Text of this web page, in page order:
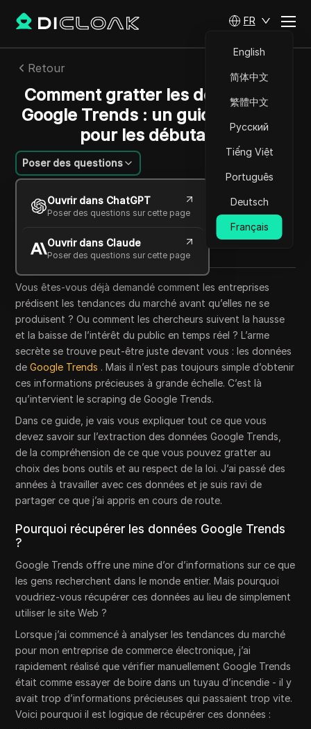
FR
English
简体中文
繁體中文
Русский
Tiếng Việt
Português
Deutsch
Français
Retour
Comment gratter les données de
Google Trends : un guide complet
pour les débutants
Poser des questions
Ouvrir dans ChatGPT
Poser des questions sur cette page
Ouvrir dans Claude
Poser des questions sur cette page
Felipe Moreira
13 juin 2025 9 min de lecture
Copy Link
Vous êtes-vous déjà demandé comment les entreprises
prédisent les tendances du marché avant qu’elles ne se
produisent ? Ou comment les chercheurs suivent la hausse
et la baisse de l’intérêt du public en temps réel ? L’arme
secrète se trouve peut-être juste devant vous : les données
deGoogle Trends . Mais il n’est pas toujours simple d’obtenir
ces informations précieuses à grande échelle. C’est là
qu’intervient le scraping de Google Trends.
Dans ce guide, je vais vous expliquer tout ce que vous
devez savoir sur l’extraction des données Google Trends,
de la compréhension de ce que vous pouvez gratter au
choix des bons outils et au respect de la loi. J’ai passé des
années à travailler avec ces données et je suis ravi de
partager ce que j’ai appris en cours de route.
Pourquoi récupérer les données Google Trends
?
Google Trends offre une mine d’or d’informations sur ce que
les gens recherchent dans le monde entier. Mais pourquoi
voudriez-vous récupérer ces données au lieu de simplement
utiliser le site Web ?
Lorsque j’ai commencé à analyser les tendances du marché
pour mon entreprise de commerce électronique, j’ai
rapidement réalisé que vérifier manuellement Google Trends
était comme essayer de boire dans un tuyau d’incendie - il y
avait trop d’informations précieuses qui passaient trop vite.
Voici pourquoi il est logique de récupérer ces données :